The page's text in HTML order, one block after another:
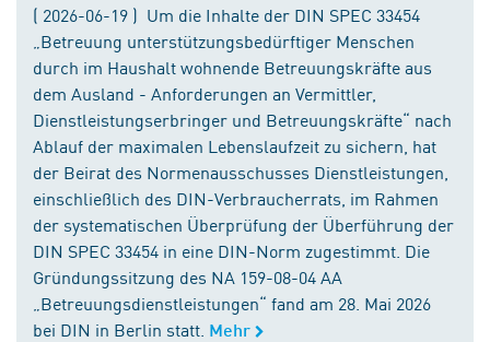
( 2026-06-19 ) Um die Inhalte der DIN SPEC 33454
„Betreuung unterstützungsbedürftiger Menschen
durch im Haushalt wohnende Betreuungskräfte aus
dem Ausland - Anforderungen an Vermittler,
Dienstleistungserbringer und Betreuungskräfte“ nach
Ablauf der maximalen Lebenslaufzeit zu sichern, hat
der Beirat des Normenausschusses Dienstleistungen,
einschließlich des DIN-Verbraucherrats, im Rahmen
der systematischen Überprüfung der Überführung der
DIN SPEC 33454 in eine DIN-Norm zugestimmt. Die
Gründungssitzung des NA 159-08-04 AA
„Betreuungsdienstleistungen“ fand am 28. Mai 2026
bei DIN in Berlin statt. Mehr